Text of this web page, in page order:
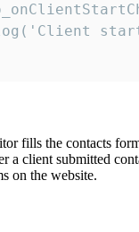
fills the contacts
a client submitted
on the website.